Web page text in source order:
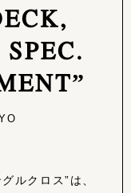
ルクロス”は、